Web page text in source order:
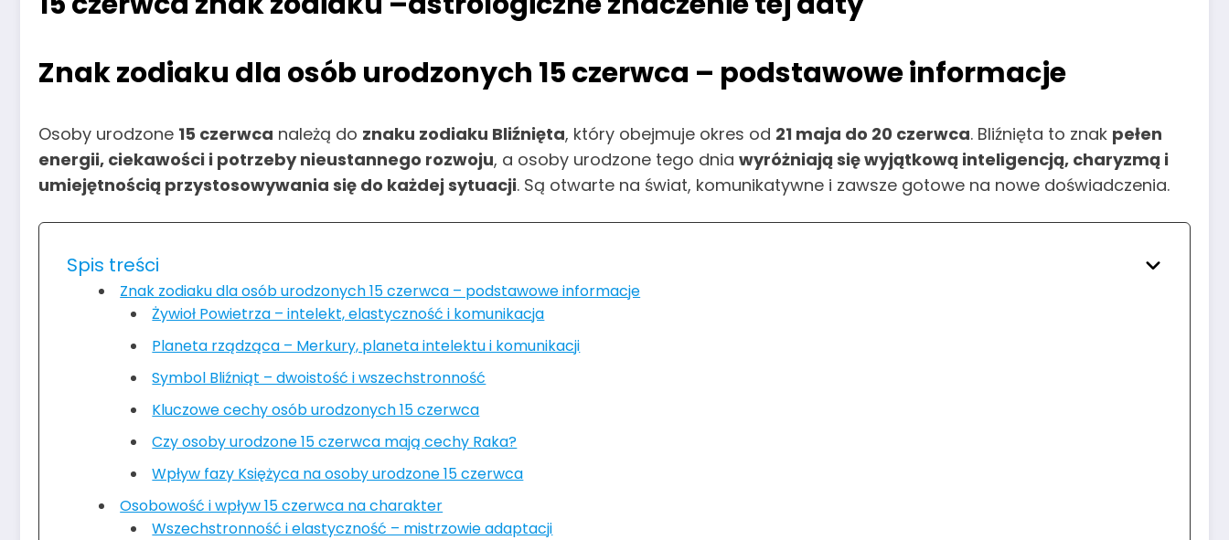
Znak zodiaku dla osób urodzonych 15 czerwca – podstawowe informacje
Osoby urodzone 15 czerwca należą do znaku zodiaku Bliźnięta, który obejmuje okres od 21 maja do 20 czerwca. Bliźnięta to znak pełen
energii, ciekawości i potrzeby nieustannego rozwoju, a osoby urodzone tego dnia wyróżniają się wyjątkową inteligencją, charyzmą i
umiejętnością przystosowywania się do każdej sytuacji. Są otwarte na świat, komunikatywne i zawsze gotowe na nowe doświadczenia.
Spis treści
Znak zodiaku dla osób urodzonych 15 czerwca – podstawowe informacje
Żywioł Powietrza – intelekt, elastyczność i komunikacja
Planeta rządząca – Merkury, planeta intelektu i komunikacji
Symbol Bliźniąt – dwoistość i wszechstronność
Kluczowe cechy osób urodzonych 15 czerwca
Czy osoby urodzone 15 czerwca mają cechy Raka?
Wpływ fazy Księżyca na osoby urodzone 15 czerwca
Osobowość i wpływ 15 czerwca na charakter
Wszechstronność i elastyczność – mistrzowie adaptacji